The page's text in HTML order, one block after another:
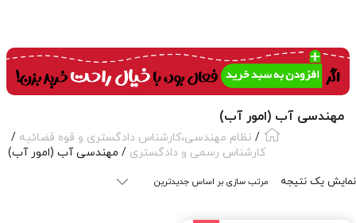
مهندسی آب (امور آب)
/ نظام مهندسی،کارشناس دادگستری و قوه قضائیه /
کارشناس رسمی و دادگستری / مهندسی آب (امور آب)
نمایش یک نتیجه